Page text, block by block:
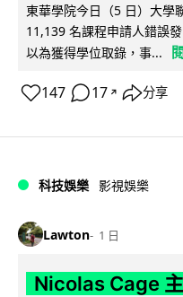
東華學院今日（5 日）大學
11,139 名課程申請人錯誤
以為獲得學位取錄，事...
147 17 ↗ 分享
科技娛樂 影視娛樂
Lawton 1 日
Nicolas Cage